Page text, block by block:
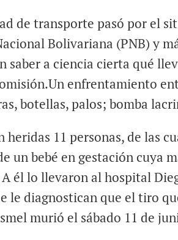
de transporte pasó por el
Bolivariana (PNB) y
saber a ciencia cierta qué
enfrentamiento
botellas, palos; bomba
11 personas, de las
un bebé en gestación cuya
él lo llevaron al hospital
le diagnostican que el tiro
murió el sábado 11 de